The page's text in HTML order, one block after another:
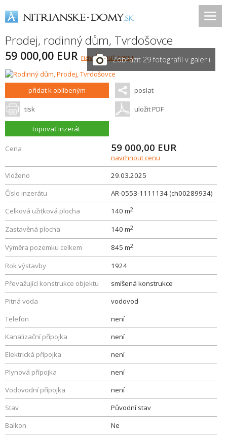
Prodej, rodinný dům, Tvrdošovce
59 000,00 EUR navrhnout cenuZobrazit 29 fotografií v galerii
přidat k oblíbeným poslat
tisk uložit PDF
topovať inzerát
Cena 59 000,00 EUR
navrhnout cenu
Vloženo
29.03.2025
Číslo inzerátu
AR-0553-1111134 (ch00289934)
Celková užitková plocha
140 m2
Zastavěná plocha 140 m2
Výměra pozemku celkem 845 m2
Rok výstavby
1924
Převažující konstrukce objektu
smíšená konstrukce
Pitná voda
vodovod
Telefon
není
Kanalizační přípojka
není
Elektrická přípojka
není
Plynová přípojka
není
Vodovodní přípojka
není
Stav
Původní stav
Balkon
Ne